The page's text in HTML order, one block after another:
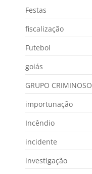
Festas
fiscalização
Futebol
goiás
GRUPO CRIMINOSO
importunação
Incêndio
incidente
investigação